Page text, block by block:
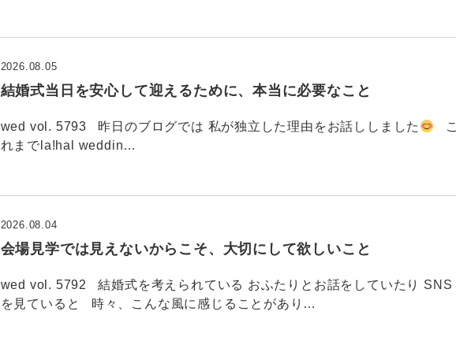
結婚式当日を安心して迎えるために、本当に必要なこと
2026.08.05
wed vol. 5793 昨日のブログでは 私が独立した理由をお話ししました
こ
れまでla!hal weddin…
会場見学では見えないからこそ、大切にして欲しいこと
2026.08.04
wed vol. 5792 結婚式を考えられている おふたりとお話をしていたり SNS
を見ていると 時々、こんな風に感じることがあり…